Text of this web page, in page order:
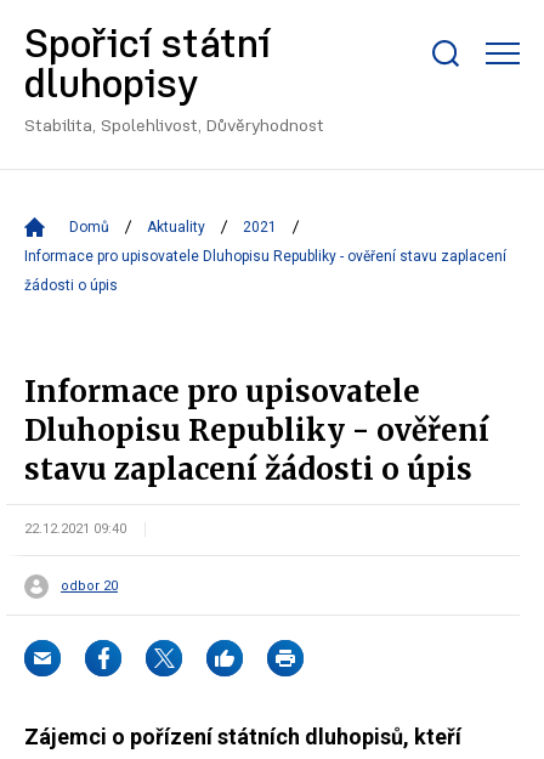
Spořicí státní
dluhopisy
Stabilita, Spolehlivost, Důvěryhodnost
Domů Aktuality
2021
Informace pro upisovatele Dluhopisu Republiky - ověření stavu zaplacení
žádosti o úpis
Informace pro upisovatele
Dluhopisu Republiky - ověření
stavu zaplacení žádosti o úpis
22.12.2021 09:40
odbor 20
Zájemci o pořízení státních dluhopisů, kteří